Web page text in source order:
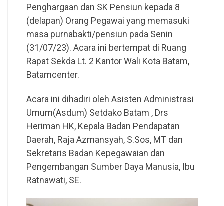
Penghargaan dan SK Pensiun kepada 8
(delapan) Orang Pegawai yang memasuki
masa purnabakti/pensiun pada Senin
(31/07/23). Acara ini bertempat di Ruang
Rapat Sekda Lt. 2 Kantor Wali Kota Batam,
Batamcenter.
Acara ini dihadiri oleh Asisten Administrasi
Umum(Asdum) Setdako Batam , Drs
Heriman HK, Kepala Badan Pendapatan
Daerah, Raja Azmansyah, S.Sos, MT dan
Sekretaris Badan Kepegawaian dan
Pengembangan Sumber Daya Manusia, Ibu
Ratnawati, SE.